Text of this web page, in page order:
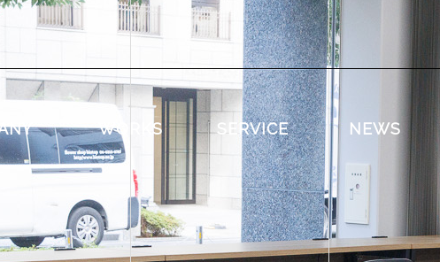
WORKS SERVICE NEWS